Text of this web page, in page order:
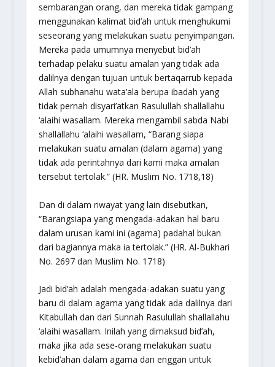
sembarangan orang, dan mereka tidak gampang
menggunakan kalimat bid’ah untuk menghukumi
seseorang yang melakukan suatu penyimpangan.
Mereka pada umumnya menyebut bid’ah
terhadap pelaku suatu amalan yang tidak ada
dalilnya dengan tujuan untuk bertaqarrub kepada
Allah subhanahu wata’ala berupa ibadah yang
tidak pernah disyari’atkan Rasulullah shallallahu
‘alaihi wasallam. Mereka mengambil sabda Nabi
shallallahu ‘alaihi wasallam, “Barang siapa
melakukan suatu amalan (dalam agama) yang
tidak ada perintahnya dari kami maka amalan
tersebut tertolak.” (HR. Muslim No. 1718,18)
Dan di dalam riwayat yang lain disebutkan,
“Barangsiapa yang mengada-adakan hal baru
dalam urusan kami ini (agama) padahal bukan
dari bagiannya maka ia tertolak.” (HR. Al-Bukhari
No. 2697 dan Muslim No. 1718)
Jadi bid’ah adalah mengada-adakan suatu yang
baru di dalam agama yang tidak ada dalilnya dari
Kitabullah dan dari Sunnah Rasulullah shallallahu
‘alaihi wasallam. Inilah yang dimaksud bid’ah,
maka jika ada sese-orang melakukan suatu
kebid’ahan dalam agama dan enggan untuk